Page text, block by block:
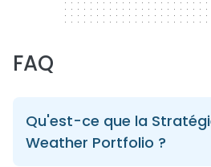
FAQ
Qu'est-ce que la
Weather Portfolio ?